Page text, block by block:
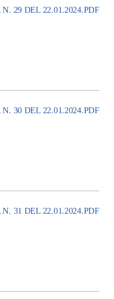
29 DEL 22.01.2024.PDF
30 DEL 22.01.2024.PDF
31 DEL 22.01.2024.PDF